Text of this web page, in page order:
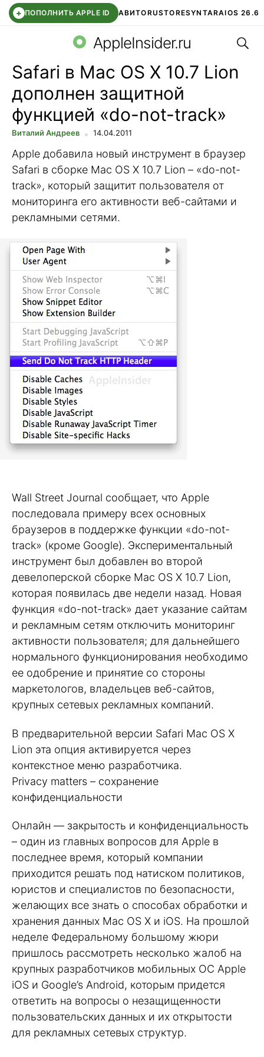
+ ПОПОЛНИТЬ APPLE ID АВИТОRUSTORESYNTARAIOS 26.6
СБЕР КИДС ЧАТ ROBLOXВТБ ОНЛАЙН
AppleInsider.ru
Safari в Mac OS X 10.7 Lion
дополнен защитной
функцией «do-not-track»
Виталий Андреев 14.04.2011
Apple добавила новый инструмент в браузер
Safari в сборке Mac OS X 10.7 Lion – «do-not-
track», который защитит пользователя от
мониторинга его активности веб-сайтами и
рекламными сетями.
Wall Street Journal сообщает, что Apple
последовала примеру всех основных
браузеров в поддержке функции «do-not-
track» (кроме Google). Экспериментальный
инструмент был добавлен во второй
девелоперской сборке Mac OS X 10.7 Lion,
которая появилась две недели назад. Новая
функция «do-not-track» дает указание сайтам
и рекламным сетям отключить мониторинг
активности пользователя; для дальнейшего
нормального функционирования необходимо
ее одобрение и принятие со стороны
маркетологов, владельцев веб-сайтов,
крупных сетевых рекламных компаний.
В предварительной версии Safari Mac OS X
Lion эта опция активируется через
контекстное меню разработчика.
Privacy matters – сохранение
конфиденциальности
Онлайн — закрытость и конфиденциальность
– один из главных вопросов для Apple в
последнее время, который компании
приходится решать под натиском политиков,
юристов и специалистов по безопасности,
желающих все знать о способах обработки и
хранения данных Mac OS X и iOS. На прошлой
неделе Федеральному большому жюри
пришлось рассмотреть несколько жалоб на
крупных разработчиков мобильных ОС Apple
iOS и Google’s Android, которым придется
ответить на вопросы о незащищенности
пользовательских данных и их открытости
для рекламных сетевых структур.